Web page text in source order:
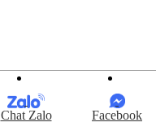
Chat Zalo Facebook